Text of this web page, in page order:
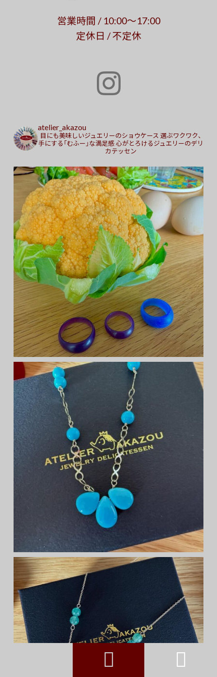
営業時間 / 10:00～17:00
定休日 / 不定休
atelier_akazou
目にも美味しいジュエリーのショウケース 選ぶワクワク、
手にする「むふー」な満足感心がとろけるジュエリーのデリ
カテッセン
 